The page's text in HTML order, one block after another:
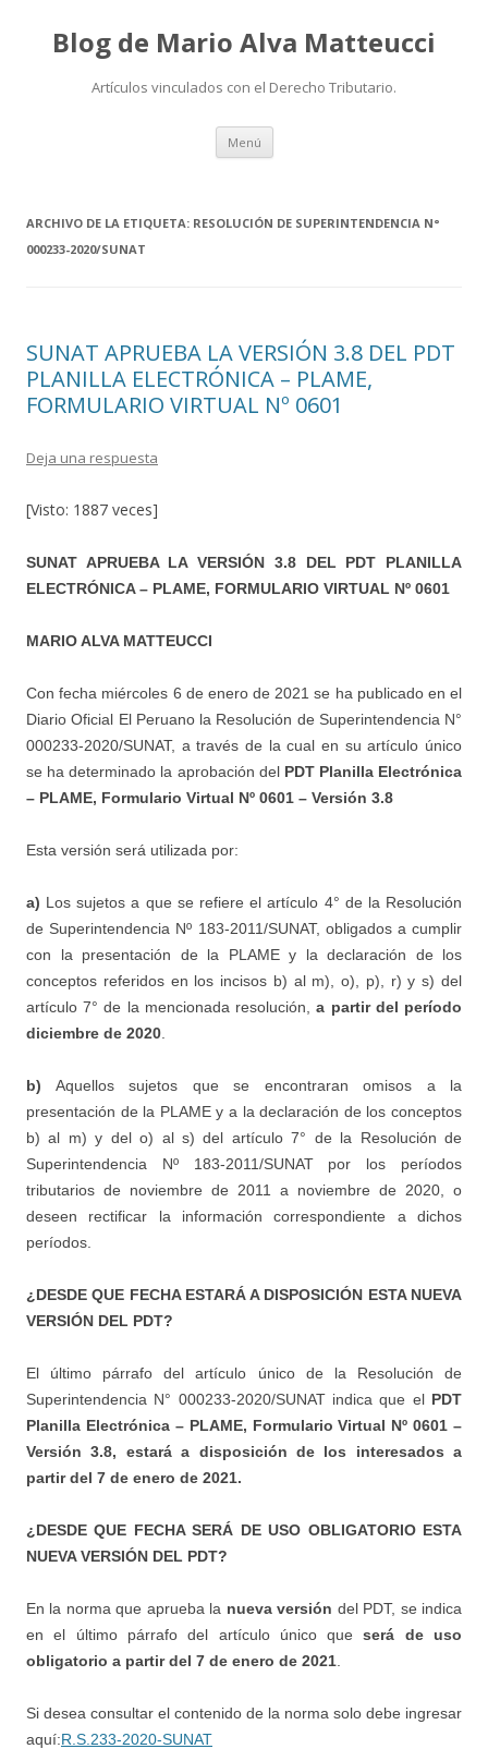
Blog de Mario Alva Matteucci
Artículos vinculados con el Derecho Tributario.
Menú Ir
contenido
ARCHIVO DE LA ETIQUETA: RESOLUCIÓN DE SUPERINTENDENCIA N°
000233-2020/SUNAT
SUNAT APRUEBA LA VERSIÓN 3.8 DEL PDT
PLANILLA ELECTRÓNICA – PLAME,
FORMULARIO VIRTUAL Nº 0601
Deja una respuesta
[Visto: 1887 veces]
SUNAT APRUEBA LA VERSIÓN 3.8 DEL PDT PLANILLA
ELECTRÓNICA – PLAME, FORMULARIO VIRTUAL Nº 0601
MARIO ALVA MATTEUCCI
Con fecha miércoles 6 de enero de 2021 se ha publicado en el
Diario Oficial El Peruano la Resolución de Superintendencia N°
000233-2020/SUNAT, a través de la cual en su artículo único
se ha determinado la aprobación del PDT Planilla Electrónica
– PLAME, Formulario Virtual Nº 0601 – Versión 3.8
Esta versión será utilizada por:
a) Los sujetos a que se refiere el artículo 4° de la Resolución
de Superintendencia Nº 183-2011/SUNAT, obligados a cumplir
con la presentación de la PLAME y la declaración de los
conceptos referidos en los incisos b) al m), o), p), r) y s) del
artículo 7° de la mencionada resolución,a partir del período
diciembre de 2020
b) Aquellos sujetos que se encontraran omisos a la
presentación de la PLAME y a la declaración de los conceptos
b) al m) y del o) al s) del artículo 7° de la Resolución de
Superintendencia Nº 183-2011/SUNAT por los períodos
tributarios de noviembre de 2011 a noviembre de 2020, o
deseen rectificar la información correspondiente a dichos
períodos.
¿DESDE QUE FECHA ESTARÁ A DISPOSICIÓN ESTA NUEVA
VERSIÓN DEL PDT?
El último párrafo del artículo único de la Resolución de
Superintendencia N° 000233-2020/SUNAT indica que el PDT
Planilla Electrónica – PLAME, Formulario Virtual Nº 0601 –
Versión 3.8, estará a disposición de los interesados a
partir del 7 de enero de 2021.
¿DESDE QUE FECHA SERÁ DE USO OBLIGATORIO ESTA
NUEVA VERSIÓN DEL PDT?
En la norma que aprueba la nueva versión del PDT, se indica
en el último párrafo del artículo único queserá de uso
obligatorio a partir del 7 de enero de 2021
Si desea consultar el contenido de la norma solo debe ingresar
aquí:R.S.233-2020-SUNAT